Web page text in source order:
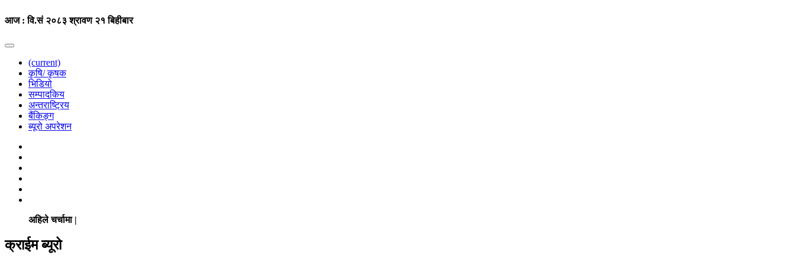
आज : वि.सं २०८३ श्रावण २१ बिहीबार
(current)
कृषि/ कृषक
भिडियो
सम्पादकिय
अन्तराष्ट्रिय
बैंकिङ्ग
ब्यूरो अपरेशन
अहिले चर्चामा |
क्राईम ब्यूरो